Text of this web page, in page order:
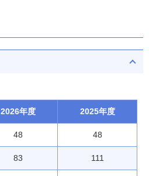
2026年度 2025年度
48 48
83 111